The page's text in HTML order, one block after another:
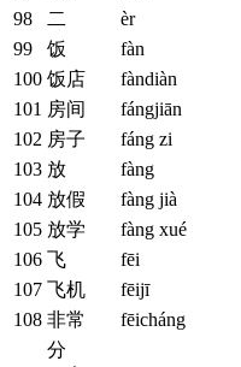
98
二 èr
99
饭 fàn
100 饭店 fàndiàn
101 房间 fángjiān
102 房子 fáng zi
103 放 fàng
104 放假 fàng jià
105 放学 fàng xué
106 飞 fēi
107 飞机 fēijī
108 非常 fēicháng
分